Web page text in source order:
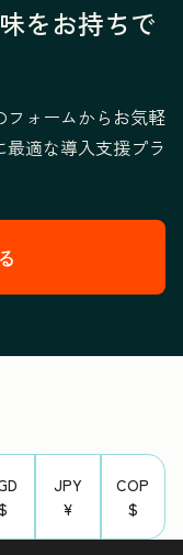
をお持ちで
ォームからお気軽
適な導入支援プラ
JPY
¥
COP
$